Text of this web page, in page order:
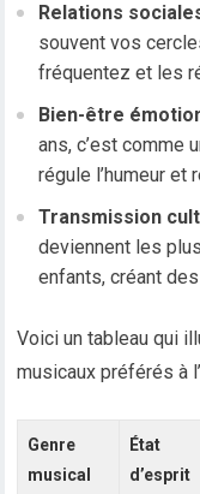
Relations
souvent vos
fréquentez et les
Bien-être
ans, c’est comme
régule l’humeur et
Transmission
deviennent les
enfants, créant
Voici un tableau qui
musicaux préférés à
Genre
musical
État
d’esprit